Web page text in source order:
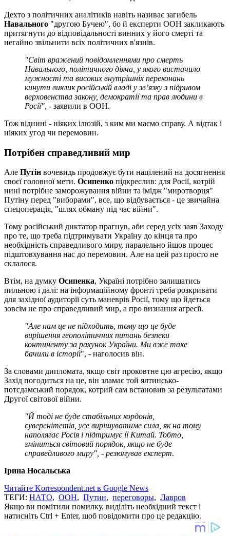
Дехто з політичних аналітиків навіть називає загибель
Навального "другою Бучею", бо й експерти ООН закликають
притягнути до відповідальності винних у його смерті та
негайно звільнити всіх політичних в'язнів.
"Світ вражений повідомленнями про смерть
Навального, політичного діяча, у якого вистачило
мужності та високих внутрішніх переконань
кинути виклик російській владі у зв’язку з підривом
верховенства закону, демократії та прав людини в
Росії", - заявили в ООН.
Тож віднині - ніяких ілюзій, з ким ми маємо справу. А відтак і
ніяких угод чи перемовин.
Потрібен справедливий мир
Але Путін вочевидь продовжує бути націлений на досягнення
своєї головної мети. Осипенко підкреслив: для Росії, котрій
нині потрібне заморожування війни та імідж "миротворця"
Путіну перед "виборами", все, що відбувається - це звичайна
спецоперація, "шлях обману під час війни".
Тому російський диктатор прагнув, аби серед усіх заяв Заходу
про те, що треба підтримувати Україну до кінця та про
необхідність справедливого миру, паралельно йшов процес
підштовхування нас до перемовин. Але на цей раз просто не
склалося.
Втім, на думку Осипенка, Україні потрібно залишатись
пильною і далі: на інформаційному фронті треба розкривати
для західної аудиторії суть маневрів Росії, тому що йдеться
зовсім не про справедливий мир, а про визнання агресії.
"Але нам це не підходить, тому що це буде
вирішення геополітичних питань безпеки
континенту за рахунок України. Ми вже таке
бачили в історії", - наголосив він.
За словами дипломата, якщо світ проковтне цю агресію, якщо
Захід погодиться на це, він зламає той ялтинсько-
потсдамський порядок, котрий сам встановив за результатами
Другої світової війни.
"Й тоді не буде стабільних кордонів,
суверенітетів, усе вирішуватиме сила, як на тому
наполягає Росія і підтримує її Китай. Тобто,
зміниться світовий порядок, якщо не буде
справедливого миру", - резюмував експерт.
Ірина Носальська
Читайте Korrespondent.net в Google News
ТЕГИ: НАТО, ООН, Путин, переговоры, Лавров
Якщо ви помітили помилку, виділіть необхідний текст і
натисніть Ctrl + Enter, щоб повідомити про це редакцію.